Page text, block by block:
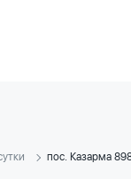
пос. Казарма